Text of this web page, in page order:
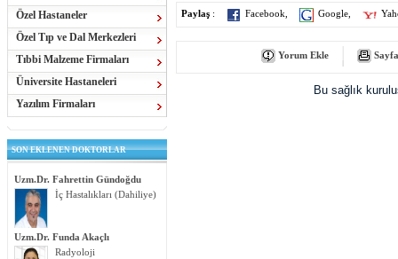
Özel Hastaneler
Özel Tıp ve Dal Merkezleri
Tıbbi Malzeme Firmaları
Üniversite Hastaneleri
Yazılım Firmaları
SON EKLENEN DOKTORLAR
Uzm.Dr. Fahrettin Gündoğdu
İç Hastalıkları (Dahiliye)
Uzm.Dr. Funda Akaçlı
Radyoloji
Paylaş : Facebook Google
Yorum Ekle
Bu sağlık